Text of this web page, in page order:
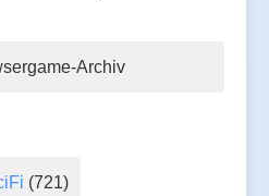
Archiv
(721)